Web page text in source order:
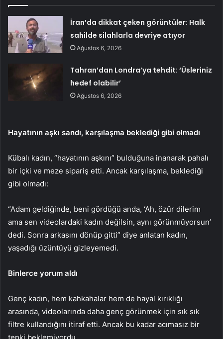
İran’da dikkat çeken görüntüler: Halk
sahilde silahlarla devriye atıyor
Ağustos 6, 2026
Tahran’dan Londra’ya tehdit: ‘Üsleriniz
hedef olabilir’
Ağustos 6, 2026
Hayatının aşkı sandı, karşılaşma beklediği gibi olmadı
Kübalı kadın, “hayatının aşkını” bulduğuna inanarak pahalı
bir içki ve meze sipariş etti. Ancak karşılaşma, beklediği
gibi olmadı:
“Adam geldiğinde, beni gördüğü anda, ‘Ah, özür dilerim
ama sen videolardaki kadın değilsin, aynı görünmüyorsun’
dedi. Sonra arkasını dönüp gitti” diye anlatan kadın,
yaşadığı üzüntüyü gizleyemedi.
Binlerce yorum aldı
Genç kadın, hem kahkahalar hem de hayal kırıklığı
arasında, videolarında daha genç görünmek için sık sık
filtre kullandığını itiraf etti. Ancak bu kadar acımasız bir